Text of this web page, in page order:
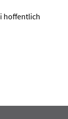
hoffentlich